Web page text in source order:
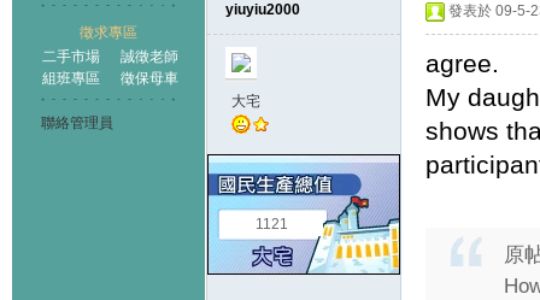
徵求專區
二手市場
誠徵老師
組班專區
徵保母車
聯絡管理員
yiuyiu2000
大宅
1121
發表於 09-5-
agree.
My
shows
原